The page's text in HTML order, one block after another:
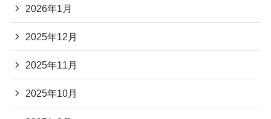
2026年1月
2025年12月
2025年11月
2025年10月